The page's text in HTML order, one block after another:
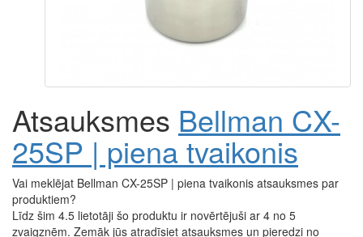
Atsauksmes Bellman CX-
25SP | piena tvaikonis
Vai meklējat Bellman CX-25SP | piena tvaikonis atsauksmes par
produktiem?
Līdz šim 4.5 lietotāji šo produktu ir novērtējuši ar 4 no 5
zvaigznēm. Zemāk jūs atradīsiet atsauksmes un pieredzi no